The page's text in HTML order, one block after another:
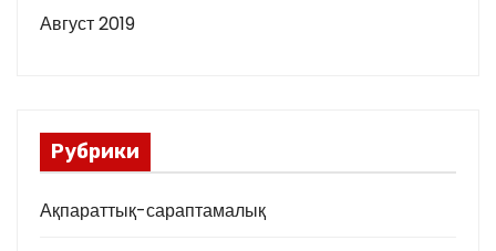
Август 2019
Рубрики
Ақпараттық-сараптамалық